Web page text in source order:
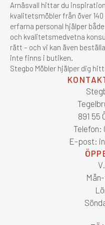
Arnäsvall hittar du
kvalitetsmöbler från över
erfarna personal hjälper
och kvalitetsmedvetna
rätt – och vi kan även
inte finns i butiken.
Stegbo Möbler hjälper dig
891 55
Telefon:
E-post: